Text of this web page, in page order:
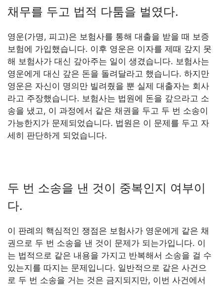
채무를 두고 법적 다툼을 벌였다.
영운(가명, 피고)은 보험사를 통해 대출을 받을 때 보증
보험에 가입했습니다. 이후 영운은 이자를 제때 갚지 못
해 보험사가 대신 갚아주는 일이 생겼습니다. 보험사는
영운에게 대신 갚은 돈을 돌려달라고 했습니다. 하지만
영운은 자신이 명의만 빌려줬을 뿐 실제 대출자는 회사
라고 주장했습니다. 보험사는 법원에 돈을 갚으라고 소
송을 냈고, 이 과정에서 같은 채권을 두고 두 번 소송이
가능한지가 문제되었습니다. 법원은 이 문제를 두고 자
세히 판단하게 되었습니다.
두 번 소송을 낸 것이 중복인지 여부이
다.
이 판례의 핵심적인 쟁점은 보험사가 영운에게 같은 채
권으로 두 번 소송을 낸 것이 문제가 되는가입니다. 이
는 법적으로 같은 내용을 가지고 반복해서 소송을 걸 수
있는지를 따지는 문제입니다. 일반적으로 같은 사건으
로 두 번 소송을 거는 것은 금지되지만, 이번 사건에서